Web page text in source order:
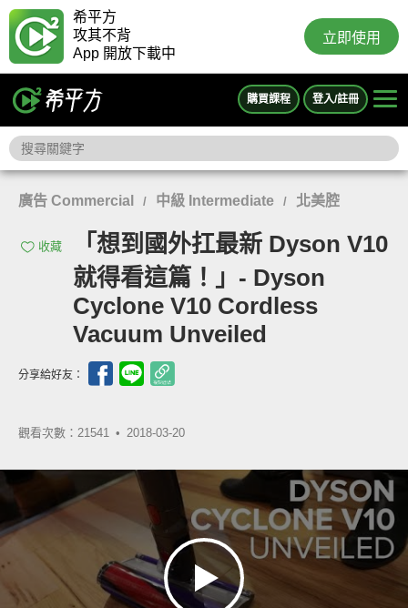
希平方
攻其不背
App 開放下載中
立即使用
購買課程 登入/註冊
廣告 Commercial / 中級 Intermediate / 北美腔
收藏
「想到國外扛最新 Dyson V10
就得看這篇！」- Dyson
Cyclone V10 Cordless
Vacuum Unveiled
分享給好友：
觀看次數：21541 • 2018-03-20